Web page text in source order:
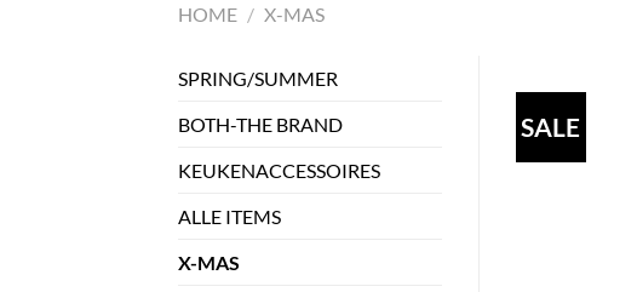
HOME / X-MAS
SPRING/SUMMER
BOTH-THE BRAND
KEUKENACCESSOIRES
ALLE ITEMS
X-MAS
SALE